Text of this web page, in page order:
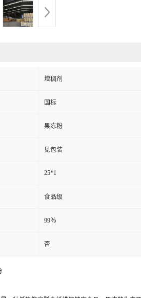
增稠剂
国标
果冻粉
见包装
25*1
食品级
99％
否